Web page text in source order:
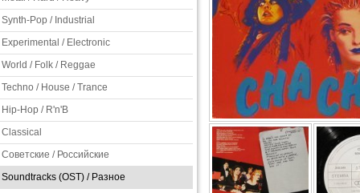
Synth-Pop / Industrial
Experimental / Electronic
World / Folk / Reggae
Techno / House / Trance
Hip-Hop / R'n'B
Classical
Советские / Российские
Soundtracks (OST) / Разное